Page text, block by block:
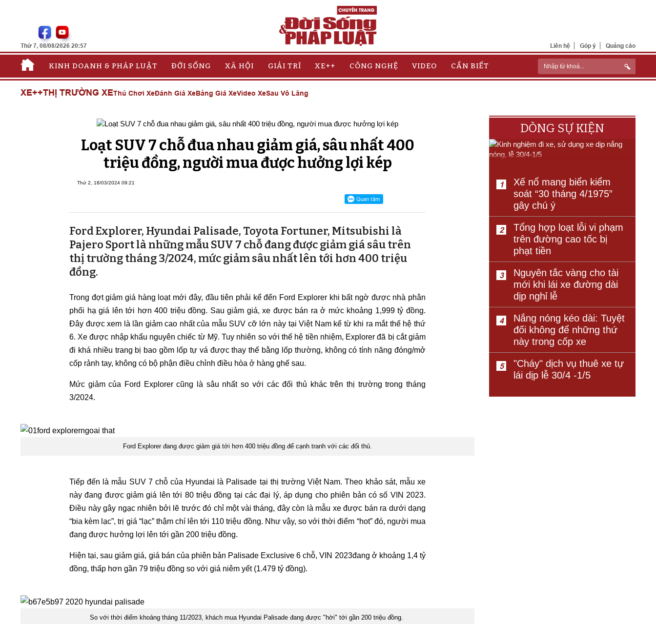
Thứ 7, 08/08/2026 20:57 Liên hệ Góp ý Quảng cáo
KINH DOANH & PHÁP LUẬT ĐỜI SỐNG XÃ HỘI GIẢI TRÍ XE++ CÔNG NGHỆ VIDEO CẦN BIẾT
XE++THỊ TRƯỜNG XEThú Chơi XeĐánh Giá XeBảng Giá XeVideo XeSau Vô Lăng
Loạt SUV 7 chỗ đua nhau giảm giá, sâu nhất 400
triệu đồng, người mua được hưởng lợi kép
Thứ 2, 18/03/2024 09:21
Ford Explorer, Hyundai Palisade, Toyota Fortuner, Mitsubishi là
Pajero Sport là những mẫu SUV 7 chỗ đang được giảm giá sâu trên
thị trường tháng 3/2024, mức giảm sâu nhất lên tới hơn 400 triệu
đồng.
Trong đợt giảm giá hàng loạt mới đây, đầu tiên phải kể đến Ford Explorer khi bất ngờ được nhà phân
phối hạ giá lên tới hơn 400 triệu đồng. Sau giảm giá, xe được bán ra ở mức khoảng 1,999 tỷ đồng.
Đây được xem là lần giảm cao nhất của mẫu SUV cỡ lớn này tại Việt Nam kể từ khi ra mắt thế hệ thứ
6. Xe được nhập khẩu nguyên chiếc từ Mỹ. Tuy nhiên so với thế hệ tiền nhiệm, Explorer đã bị cắt giảm
đi khá nhiều trang bị bao gồm lốp tự vá được thay thế bằng lốp thường, không có tính năng đóng/mở
cốp rảnh tay, không có bộ phận điều chỉnh điều hòa ở hàng ghế sau.
Mức giảm của Ford Explorer cũng là sâu nhất so với các đối thủ khác trên thị trường trong tháng
3/2024.
Ford Explorer đang được giảm giá tới hơn 400 triệu đồng để cạnh tranh với các đối thủ.
Tiếp đến là mẫu SUV 7 chỗ của Hyundai là Palisade tại thị trường Việt Nam. Theo khảo sát, mẫu xe
này đang được giảm giá lên tới 80 triệu đồng tại các đại lý, áp dụng cho phiên bản có số VIN 2023.
Điều này gây ngạc nhiên bởi lẽ trước đó chỉ một vài tháng, đây còn là mẫu xe được bán ra dưới dạng
“bia kèm lạc”, trị giá “lạc” thậm chí lên tới 110 triệu đồng. Như vậy, so với thời điểm “hot” đó, người mua
đang được hưởng lợi lên tới gần 200 triệu đồng.
Hiện tại, sau giảm giá, giá bán của phiên bản Palisade Exclusive 6 chỗ, VIN 2023đang ở khoảng 1,4 tỷ
đồng, thấp hơn gần 79 triệu đồng so với giá niêm yết (1.479 tỷ đồng).
So với thời điểm khoảng tháng 11/2023, khách mua Hyundai Palisade đang được "hời" tới gần 200 triệu đồng.
DÒNG SỰ KIỆN
1
Xế nổ mang biển kiểm
soát “30 tháng 4/1975”
gây chú ý
2
Tổng hợp loạt lỗi vi phạm
trên đường cao tốc bị
phạt tiền
3
Nguyên tắc vàng cho tài
mới khi lái xe đường dài
dịp nghỉ lễ
4
Nắng nóng kéo dài: Tuyệt
đối không để những thứ
này trong cốp xe
5
"Cháy" dịch vụ thuê xe tự
lái dịp lễ 30/4 -1/5